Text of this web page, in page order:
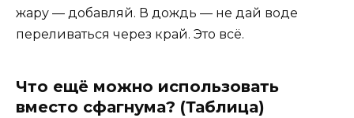
жару — добавляй. В дождь — не дай воде
переливаться через край. Это всё.
Что ещё можно использовать
вместо сфагнума? (Таблица)